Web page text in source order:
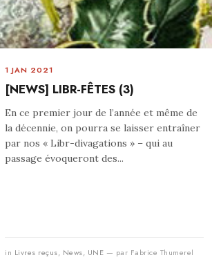
1 JAN 2021
[NEWS] LIBR-FÊTES (3)
En ce premier jour de l’année et même de
la décennie, on pourra se laisser entraîner
par nos « Libr-divagations » – qui au
passage évoqueront des...
in Livres reçus, News, UNE — par Fabrice Thumerel